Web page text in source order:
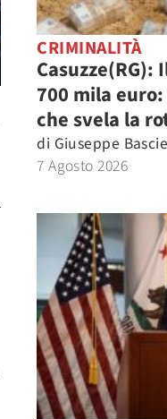
CRIMINALITÀ
700 mila
che svela la
di Giuseppe
7 Agosto 2026